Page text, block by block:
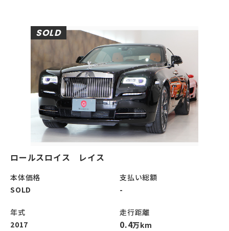
SOLD
ロールスロイス レイス
本体価格
SOLD
支払い総額
-
年式
2017
走行距離
0.4万km